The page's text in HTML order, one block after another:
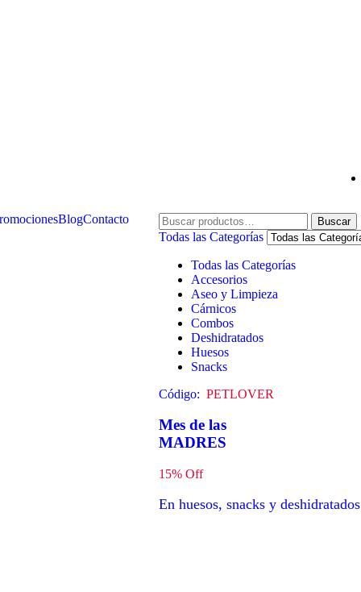
BlogContacto Buscar
Todas las Categorías
Todas las Categorías
Accesorios
Aseo y Limpieza
Cárnicos
Combos
Deshidratados
Huesos
Snacks
Código: PETLOVER
Mes de las
MADRES
15% Off
En huesos, snacks y deshidratados